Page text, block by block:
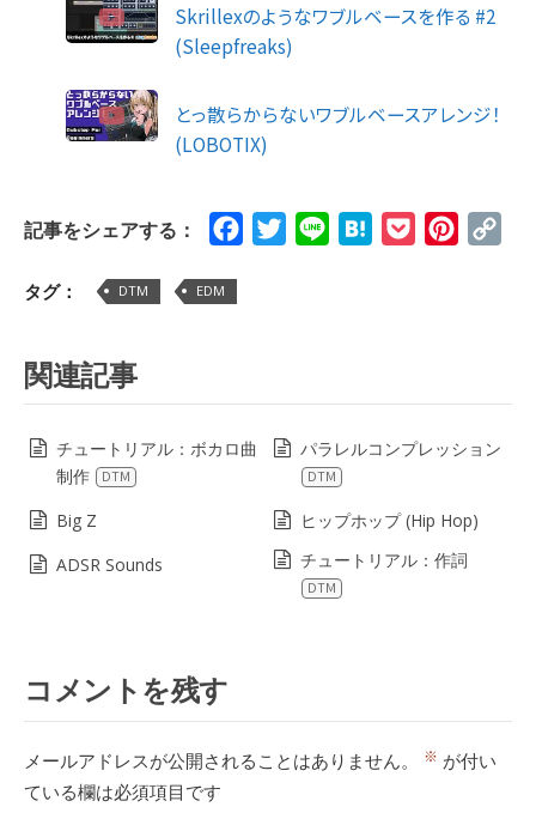
Skrillexのようなワブルベースを作る #2
(Sleepfreaks)
とっ散らからないワブルベースアレンジ！
(LOBOTIX)
記事をシェアする： FacebookTwitterLine HatenaPocket
タグ： DTM EDM
関連記事
チュートリアル：ボカロ曲
制作
DTM
パラレルコンプレッション
DTM
Big Z
ヒップホップ (Hip Hop)
ADSR Sounds
チュートリアル：作詞
DTM
コメントを残す
メールアドレスが公開されることはありません。 ※ が付い
ている欄は必須項目です